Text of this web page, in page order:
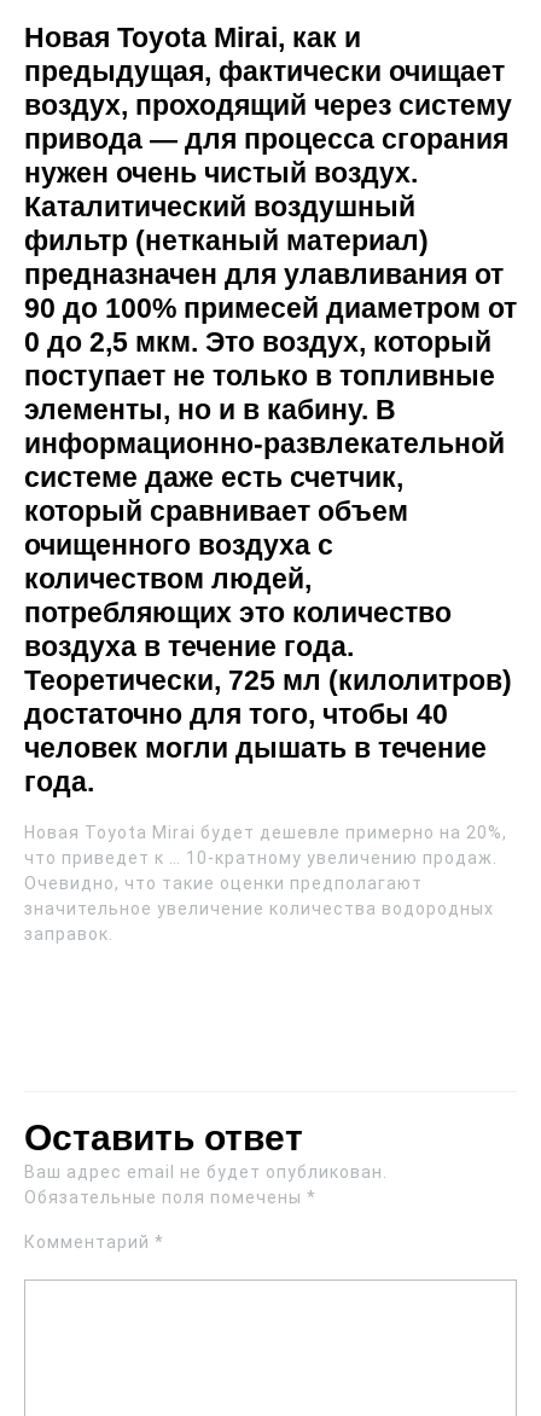
Новая Toyota Mirai, как и
предыдущая, фактически очищает
воздух, проходящий через систему
привода — для процесса сгорания
нужен очень чистый воздух.
Каталитический воздушный
фильтр (нетканый материал)
предназначен для улавливания от
90 до 100% примесей диаметром от
0 до 2,5 мкм. Это воздух, который
поступает не только в топливные
элементы, но и в кабину. В
информационно-развлекательной
системе даже есть счетчик,
который сравнивает объем
очищенного воздуха с
количеством людей,
потребляющих это количество
воздуха в течение года.
Теоретически, 725 мл (килолитров)
достаточно для того, чтобы 40
человек могли дышать в течение
года.
Новая Toyota Mirai будет дешевле примерно на 20%,
что приведет к … 10-кратному увеличению продаж.
Очевидно, что такие оценки предполагают
значительное увеличение количества водородных
заправок.
Оставить ответ
Ваш адрес email не будет опубликован.
Обязательные поля помечены *
Комментарий *